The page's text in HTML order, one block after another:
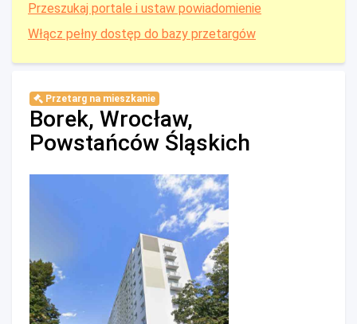
Przeszukaj portale i ustaw powiadomienie
Włącz pełny dostęp do bazy przetargów
Przetarg na mieszkanie
Borek, Wrocław,
Powstańców Śląskich